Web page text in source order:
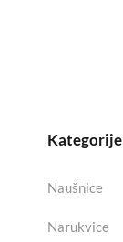
Kategorije
Naušnice
Narukvice